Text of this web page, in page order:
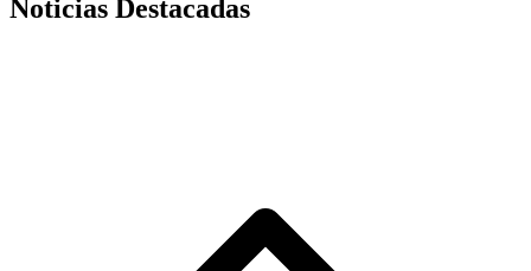
Noticias Destacadas